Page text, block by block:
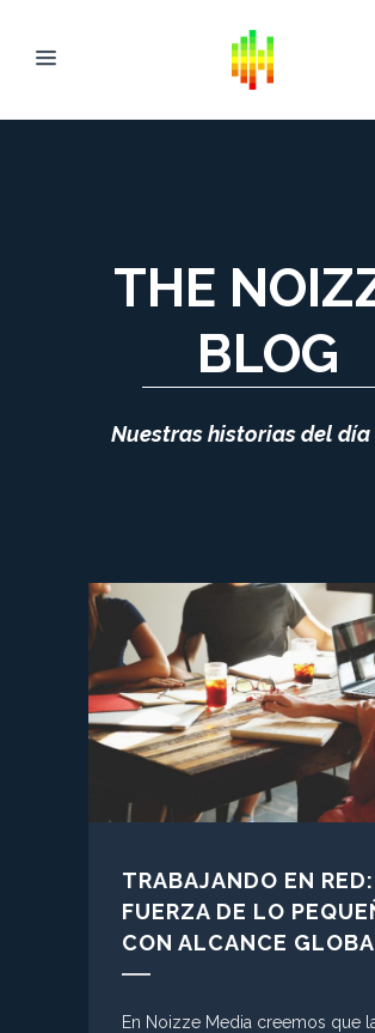
THE
BLOG
Nuestras historias del día
TRABAJANDO EN
FUERZA DE LO
CON ALCANCE
En Noizze Media creemos que